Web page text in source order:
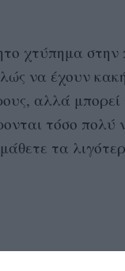
χτύπημα στην
να έχουν
αλλά μπορεί
τόσο πολύ
τα
θα κάνουν τα